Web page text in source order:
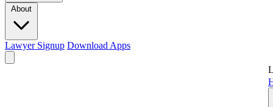
About
Lawyer Signup Download Apps